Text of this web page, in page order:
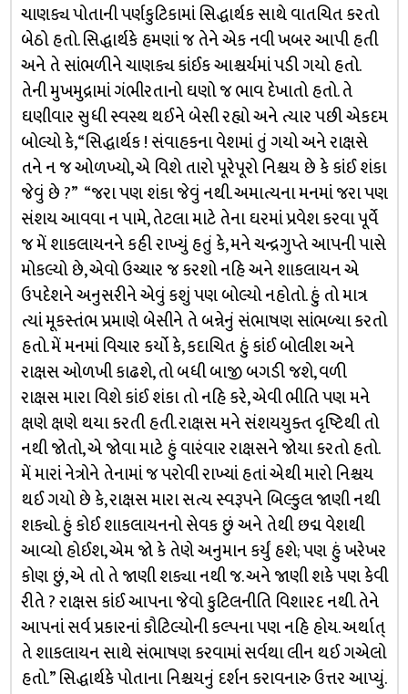
ચાણક્ય પોતાની પર્ણકુટિકામાં સિદ્ધાર્થક સાથે વાતચિત કરતો
બેઠો હતો. સિદ્ધાર્થકે હમણાં જ તેને એક નવી ખબર આપી હતી
અને તે સાંભળીને ચાણક્ય કાંઈક આશ્ચર્યમાં પડી ગયો હતો.
તેની મુખમુદ્રામાં ગંભીરતાનો ઘણો જ ભાવ દેખાતો હતો. તે
ઘણીવાર સુધી સ્વસ્થ થઈને બેસી રહ્યો અને ત્યાર પછી એકદમ
બોલ્યો કે, “સિદ્ધાર્થક ! સંવાહકના વેશમાં તું ગયો અને રાક્ષસે
તને ન જ ઓળખ્યો, એ વિશે તારો પૂરેપૂરો નિશ્ચય છે કે કાંઈ શંકા
જેવું છે ?” “જરા પણ શંકા જેવું નથી. અમાત્યના મનમાં જરા પણ
સંશય આવવા ન પામે, તેટલા માટે તેના ઘરમાં પ્રવેશ કરવા પૂર્વે
જ મેં શાકલાયનને કહી રાખ્યું હતું કે, મને ચન્દ્રગુપ્તે આપની પાસે
મોકલ્યો છે, એવો ઉચ્ચાર જ કરશો નહિ અને શાકલાયન એ
ઉપદેશને અનુસરીને એવું કશું પણ બોલ્યો નહોતો. હું તો માત્ર
ત્યાં મૂકસ્તંભ પ્રમાણે બેસીને તે બન્નેનું સંભાષણ સાંભળ્યા કરતો
હતો. મેં મનમાં વિચાર કર્યો કે, કદાચિત હું કાંઈ બોલીશ અને
રાક્ષસ ઓળખી કાઢશે, તો બધી બાજી બગડી જશે, વળી
રાક્ષસ મારા વિશે કાંઈ શંકા તો નહિ કરે, એવી ભીતિ પણ મને
ક્ષણે ક્ષણે થયા કરતી હતી. રાક્ષસ મને સંશયયુક્ત દૃષ્ટિથી તો
નથી જોતો, એ જોવા માટે હું વારંવાર રાક્ષસને જોયા કરતો હતો.
મેં મારાં નેત્રોને તેનામાં જ પરોવી રાખ્યાં હતાં એથી મારો નિશ્ચય
થઈ ગયો છે કે, રાક્ષસ મારા સત્ય સ્વરૂપને બિલ્કુલ જાણી નથી
શક્યો. હું કોઈ શાકલાયનનો સેવક છું અને તેથી છદ્મ વેશથી
આવ્યો હોઈશ, એમ જો કે તેણે અનુમાન કર્યું હશે; પણ હું ખરેખર
કોણ છું, એ તો તે જાણી શક્યા નથી જ. અને જાણી શકે પણ કેવી
રીતે ? રાક્ષસ કાંઈ આપના જેવો કુટિલનીતિ વિશારદ નથી. તેને
આપનાં સર્વ પ્રકારનાં કૌટિલ્યોની કલ્પના પણ નહિ હોય. અર્થાત્
તે શાકલાયન સાથે સંભાષણ કરવામાં સર્વથા લીન થઈ ગએલો
હતો.” સિદ્ધાર્થકે પોતાના નિશ્ચયનું દર્શન કરાવનારુ ઉત્તર આપ્યું.